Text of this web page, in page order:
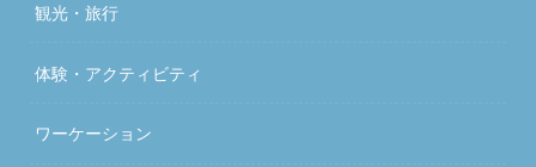
観光・旅行
体験・アクティビティ
ワーケーション